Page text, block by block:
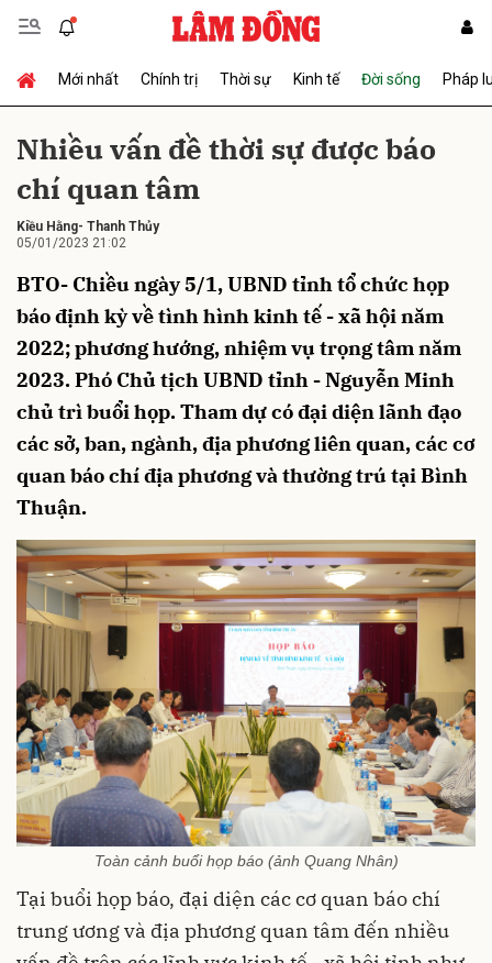
Mới nhất Chính trị Thời sự Kinh tế Đời sống Pháp
Nhiều vấn đề thời sự được báo
chí quan tâm
Kiều Hằng- Thanh Thủy
05/01/2023 21:02
BTO- Chiều ngày 5/1, UBND tỉnh tổ chức họp
báo định kỳ về tình hình kinh tế - xã hội năm
2022; phương hướng, nhiệm vụ trọng tâm năm
2023. Phó Chủ tịch UBND tỉnh - Nguyễn Minh
chủ trì buổi họp. Tham dự có đại diện lãnh đạo
các sở, ban, ngành, địa phương liên quan, các cơ
quan báo chí địa phương và thường trú tại Bình
Thuận.
Toàn cảnh buổi họp báo (ảnh Quang Nhân)
Tại buổi họp báo, đại diện các cơ quan báo chí
trung ương và địa phương quan tâm đến nhiều
Gửi bình luận